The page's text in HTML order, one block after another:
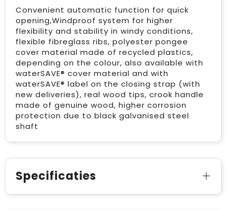
Convenient automatic function for quick
opening,Windproof system for higher
flexibility and stability in windy conditions,
flexible fibreglass ribs, polyester pongee
cover material made of recycled plastics,
depending on the colour, also available with
waterSAVE® cover material and with
waterSAVE® label on the closing strap (with
new deliveries), real wood tips, crook handle
made of genuine wood, higher corrosion
protection due to black galvanised steel
shaft
Specificaties